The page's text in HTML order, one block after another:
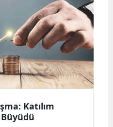
Katılım